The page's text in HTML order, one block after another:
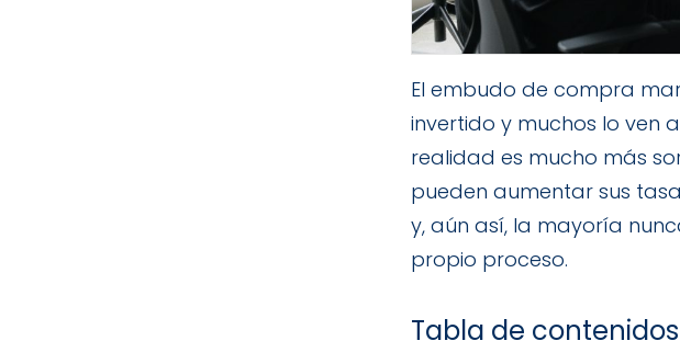
El embudo de compra
invertido y muchos lo ven
realidad es mucho más
pueden aumentar sus
y, aún así, la mayoría
propio proceso.
Tabla de contenidos